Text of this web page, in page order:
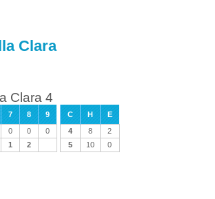
Clara
Clara 4
7 8 9 C H
E
0 0 0 4 8
2
1 2 5 10 0